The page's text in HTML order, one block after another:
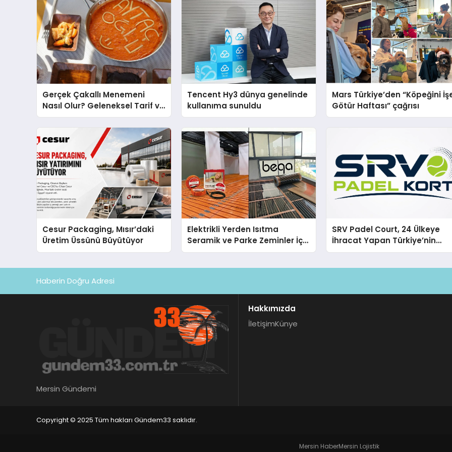
Gerçek Çakallı Menemeni
Nasıl Olur? Geleneksel Tarif ve
Sunum
Tencent Hy3 dünya genelinde
kullanıma sunuldu
Mars Türkiye’den “Köpeğini
Götür Haftası” çağrısı
Cesur Packaging, Mısır’daki
Üretim Üssünü Büyütüyor
Elektrikli Yerden Isıtma
Seramik ve Parke Zeminler İçin
En Verimli Çözümler
SRV Padel Court, 24 Ülkeye
İhracat Yapan Türkiye’nin
Padel Kortu Üretim Gücü
Haberin Doğru Adresi
Mersin Gündemi
Hakkımızda
İletişimKünye
Copyright © 2025 Tüm hakları Gündem33 saklıdır.
Mersin HaberMersin Lojistik